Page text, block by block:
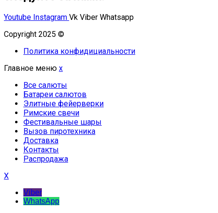
Youtube Instagram Vk Viber Whatsapp
Copyright 2025 ©
Политика конфидициальности
Главное меню x
Все салюты
Батареи салютов
Элитные фейерверки
Римские свечи
Фестивальные шары
Вызов пиротехника
Доставка
Контакты
Распродажа
X
Viber
WhatsApp